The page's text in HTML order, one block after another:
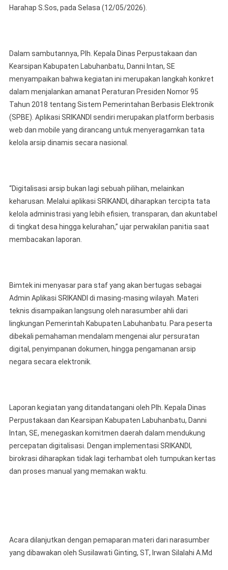
Harahap S.Sos, pada Selasa (12/05/2026).
Dalam sambutannya, Plh. Kepala Dinas Perpustakaan dan
Kearsipan Kabupaten Labuhanbatu, Danni Intan, SE
menyampaikan bahwa kegiatan ini merupakan langkah konkret
dalam menjalankan amanat Peraturan Presiden Nomor 95
Tahun 2018 tentang Sistem Pemerintahan Berbasis Elektronik
(SPBE). Aplikasi SRIKANDI sendiri merupakan platform berbasis
web dan mobile yang dirancang untuk menyeragamkan tata
kelola arsip dinamis secara nasional.
“Digitalisasi arsip bukan lagi sebuah pilihan, melainkan
keharusan. Melalui aplikasi SRIKANDI, diharapkan tercipta tata
kelola administrasi yang lebih efisien, transparan, dan akuntabel
di tingkat desa hingga kelurahan,” ujar perwakilan panitia saat
membacakan laporan.
Bimtek ini menyasar para staf yang akan bertugas sebagai
Admin Aplikasi SRIKANDI di masing-masing wilayah. Materi
teknis disampaikan langsung oleh narasumber ahli dari
lingkungan Pemerintah Kabupaten Labuhanbatu. Para peserta
dibekali pemahaman mendalam mengenai alur persuratan
digital, penyimpanan dokumen, hingga pengamanan arsip
negara secara elektronik.
Laporan kegiatan yang ditandatangani oleh Plh. Kepala Dinas
Perpustakaan dan Kearsipan Kabupaten Labuhanbatu, Danni
Intan, SE, menegaskan komitmen daerah dalam mendukung
percepatan digitalisasi. Dengan implementasi SRIKANDI,
birokrasi diharapkan tidak lagi terhambat oleh tumpukan kertas
dan proses manual yang memakan waktu.
Acara dilanjutkan dengan pemaparan materi dari narasumber
yang dibawakan oleh Susilawati Ginting, ST, Irwan Silalahi A.Md